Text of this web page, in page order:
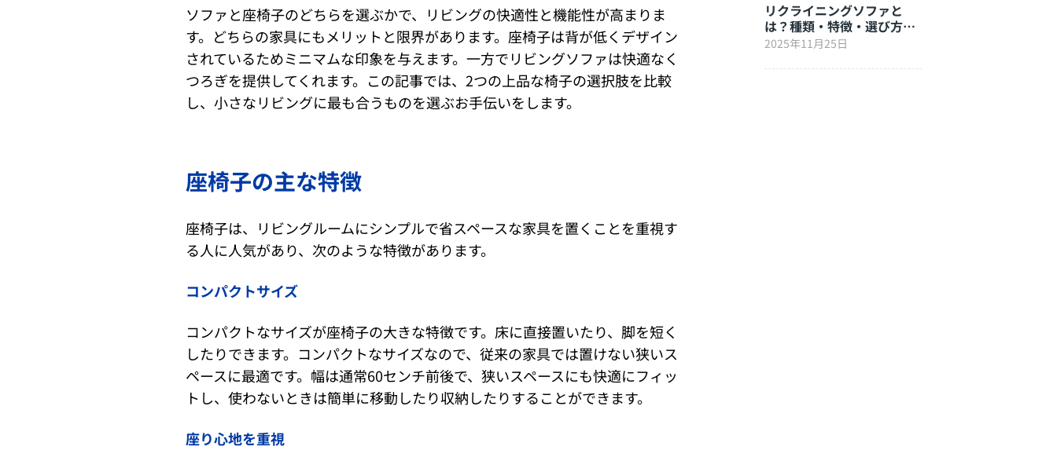
ソファと座椅子のどちらを選ぶかで、リビングの快適性と機能性が高まりま
す。どちらの家具にもメリットと限界があります。座椅子は背が低くデザイン
されているためミニマムな印象を与えます。一方でリビングソファは快適なく
つろぎを提供してくれます。この記事では、2つの上品な椅子の選択肢を比較
し、小さなリビングに最も合うものを選ぶお手伝いをします。
座椅子の主な特徴
座椅子は、リビングルームにシンプルで省スペースな家具を置くことを重視す
る人に人気があり、次のような特徴があります。
コンパクトサイズ
コンパクトなサイズが座椅子の大きな特徴です。床に直接置いたり、脚を短く
したりできます。コンパクトなサイズなので、従来の家具では置けない狭いス
ペースに最適です。幅は通常60センチ前後で、狭いスペースにも快適にフィッ
トし、使わないときは簡単に移動したり収納したりすることができます。
座り心地を重視
リクライニングソファと
は？種類・特徴・選び方を
徹底解説
2025年11月25日